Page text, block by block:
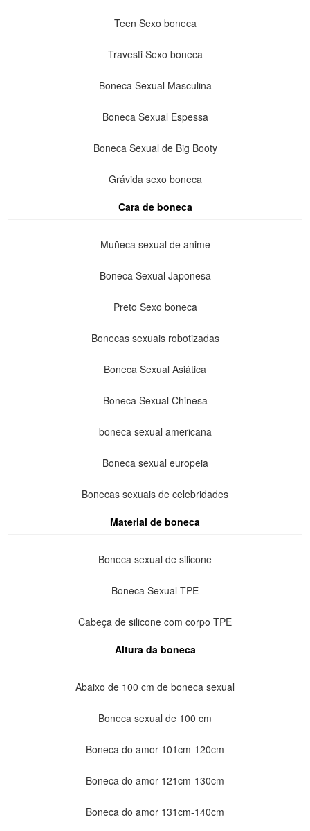
Teen Sexo boneca
Travesti Sexo boneca
Boneca Sexual Masculina
Boneca Sexual Espessa
Boneca Sexual de Big Booty
Grávida sexo boneca
Cara de boneca
Muñeca sexual de anime
Boneca Sexual Japonesa
Preto Sexo boneca
Bonecas sexuais robotizadas
Boneca Sexual Asiática
Boneca Sexual Chinesa
boneca sexual americana
Boneca sexual europeia
Bonecas sexuais de celebridades
Material de boneca
Boneca sexual de silicone
Boneca Sexual TPE
Cabeça de silicone com corpo TPE
Altura da boneca
Abaixo de 100 cm de boneca sexual
Boneca sexual de 100 cm
Boneca do amor 101cm-120cm
Boneca do amor 121cm-130cm
Boneca do amor 131cm-140cm